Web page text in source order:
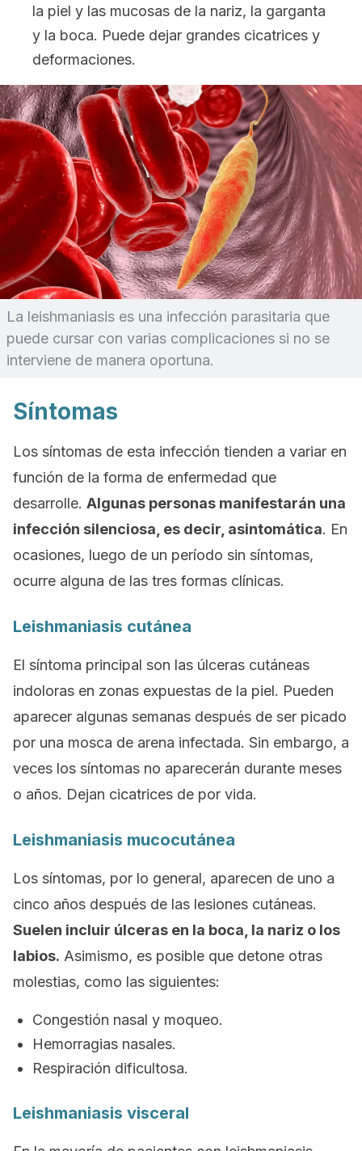
la piel y las mucosas de la nariz, la garganta
y la boca. Puede dejar grandes cicatrices y
deformaciones.
La leishmaniasis es una infección parasitaria que
puede cursar con varias complicaciones si no se
interviene de manera oportuna.
Síntomas
Los síntomas de esta infección tienden a variar en
función de la forma de enfermedad que
desarrolle. Algunas personas manifestarán una
infección silenciosa, es decir, asintomática. En
ocasiones, luego de un período sin síntomas,
ocurre alguna de las tres formas clínicas.
Leishmaniasis cutánea
El síntoma principal son las úlceras cutáneas
indoloras en zonas expuestas de la piel. Pueden
aparecer algunas semanas después de ser picado
por una mosca de arena infectada. Sin embargo, a
veces los síntomas no aparecerán durante meses
o años. Dejan cicatrices de por vida.
Leishmaniasis mucocutánea
Los síntomas, por lo general, aparecen de uno a
cinco años después de las lesiones cutáneas.
Suelen incluir úlceras en la boca, la nariz o los
labios. Asimismo, es posible que detone otras
molestias, como las siguientes:
Congestión nasal y moqueo.
Hemorragias nasales.
Respiración dificultosa.
Leishmaniasis visceral